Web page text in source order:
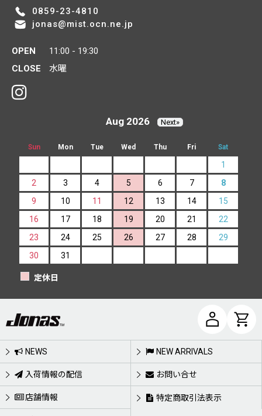
0859-23-4810
jonas@mist.ocn.ne.jp
OPEN
11:00 - 19:30
CLOSE
水曜
Aug 2026 Next»
Sun Mon Tue Wed Thu Fri Sat
1
2
3 4 5 6 7
8
9
10 11 12 13 14
15
16
17 18 19 20 21
22
23
24 25 26 27 28
29
30
31
定休日
NEWS NEW ARRIVALS
入荷情報の配信 お問い合せ
店舗情報 特定商取引法表示